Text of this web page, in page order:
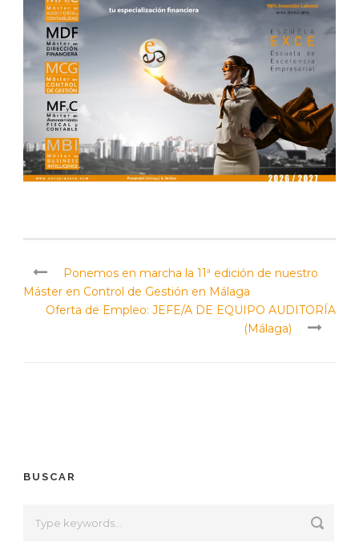
Ponemos en marcha la 11ª edición de nuestro
Máster en Control de Gestión en Málaga
Oferta de Empleo: JEFE/A DE EQUIPO AUDITORÍA
(Málaga)
BUSCAR